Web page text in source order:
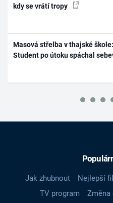
kdy se vrátí tropy
Masová střelba v thajské
Student po útoku spáchal
Jak zhubnout Nejlepší
TV program
Změna